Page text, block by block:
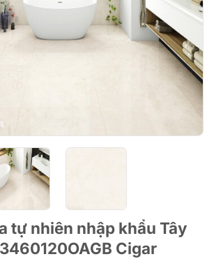
tự nhiên nhập khẩu Tây
Cigar